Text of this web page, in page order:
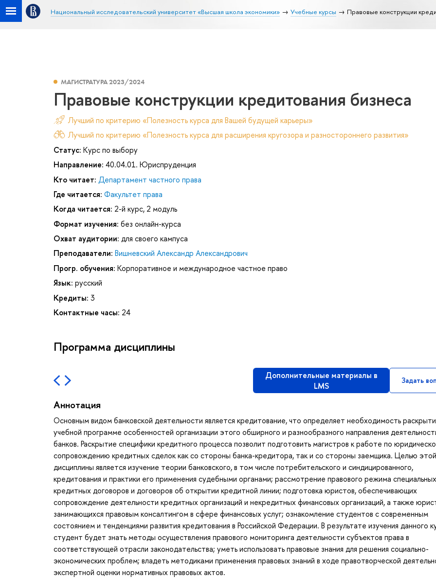
Национальный исследовательский университет «Высшая школа экономики» Учебные курсы Правовые конструкции
МАГИСТРАТУРА 2023/2024
Правовые конструкции кредитования бизнеса
Лучший по критерию «Полезность курса для Вашей будущей карьеры»
Лучший по критерию «Полезность курса для расширения кругозора и разностороннего развития»
Статус: Курс по выбору
Направление: 40.04.01. Юриспруденция
Кто читает: Департамент частного права
Где читается: Факультет права
Когда читается: 2-й курс, 2 модуль
Формат изучения: без онлайн-курса
Охват аудитории: для своего кампуса
Преподаватели: Вишневский Александр Александрович
Прогр. обучения: Корпоративное и международное частное право
Язык: русский
Кредиты: 3
Контактные часы: 24
Программа дисциплины
Дополнительные материалы в
LMS
Задать
Аннотация
Основным видом банковской деятельности является кредитование, что определяет необходимость
учебной программе особенностей организации этого обширного и разнообразного направления
банков. Раскрытие специфики кредитного процесса позволит подготовить магистров к работе по
сопровождению кредитных сделок как со стороны банка-кредитора, так и со стороны заемщика. Целью этой
дисциплины является изучение теории банковского, в том числе потребительского и синдицированного,
кредитования и практики его применения судебными органами; рассмотрение правового режима
кредитных договоров и договоров об открытии кредитной линии; подготовка юристов, обеспечивающих
сопровождение деятельности кредитных организаций и некредитных финансовых организаций, а также
занимающихся правовым консалтингом в сфере финансовых услуг; ознакомление студентов с современным
состоянием и тенденциями развития кредитования в Российской Федерации. В результате изучения данного
студент будет знать методы осуществления правового мониторинга деятельности субъектов права в
соответствующей отрасли законодательства; уметь использовать правовые знания для решения социально-
экономических проблем; владеть методиками применения правовых знаний в ходе правотворческой
экспертной оценки нормативных правовых актов.